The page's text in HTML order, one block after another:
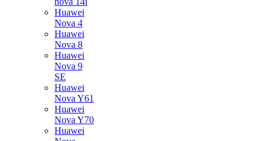
Huawei
Nova 4
Huawei
Nova 8
Huawei
Nova 9
SE
Huawei
Nova Y61
Huawei
Nova Y70
Huawei